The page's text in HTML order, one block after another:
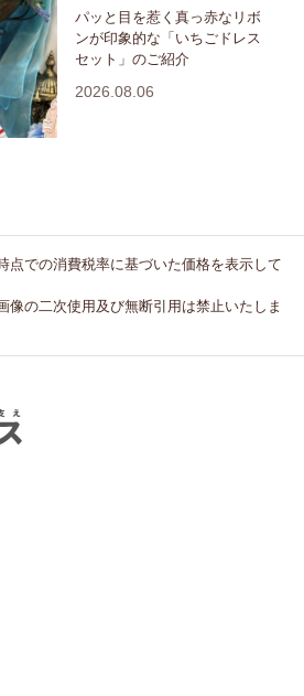
パッと目を惹く真っ赤なリボ
ンが印象的な「いちごドレス
セット」のご紹介
2026.08.06
点での消費税率に基づいた価格を表示して
像の二次使用及び無断引用は禁止いたしま